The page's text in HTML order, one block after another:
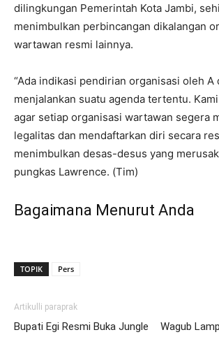
dilingkungan Pemerintah Kota Jambi,
menimbulkan perbincangan dikalangan
wartawan resmi lainnya.
“Ada indikasi pendirian organisasi oleh A
menjalankan suatu agenda tertentu.
agar setiap organisasi wartawan segera
legalitas dan mendaftarkan diri secara
menimbulkan desas-desus yang
pungkas Lawrence. (Tim)
Bagaimana Menurut Anda
TOPIK Pers
Artikulli paraprak
Bupati Egi Resmi Buka Jungle
Wagub